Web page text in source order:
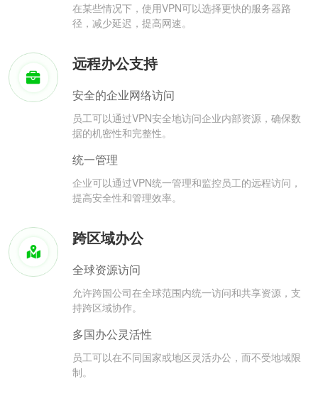
在某些情况下，使用VPN可以选择更快的服务器路
径，减少延迟，提高网速。
远程办公支持
安全的企业网络访问
员工可以通过VPN安全地访问企业内部资源，确保数
据的机密性和完整性。
统一管理
企业可以通过VPN统一管理和监控员工的远程访问，
提高安全性和管理效率。
跨区域办公
全球资源访问
允许跨国公司在全球范围内统一访问和共享资源，支
持跨区域协作。
多国办公灵活性
员工可以在不同国家或地区灵活办公，而不受地域限
制。